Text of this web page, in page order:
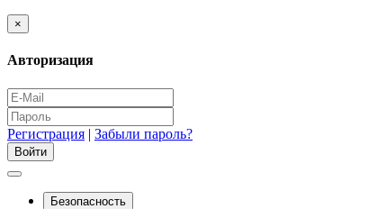
×
Авторизация
Регистрация | Забыли пароль?
Безопасность